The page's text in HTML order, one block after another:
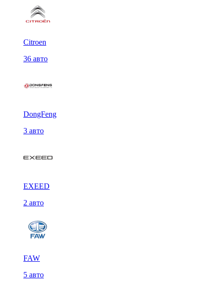
Citroen
36 авто
DongFeng
3 авто
EXEED
2 авто
FAW
5 авто